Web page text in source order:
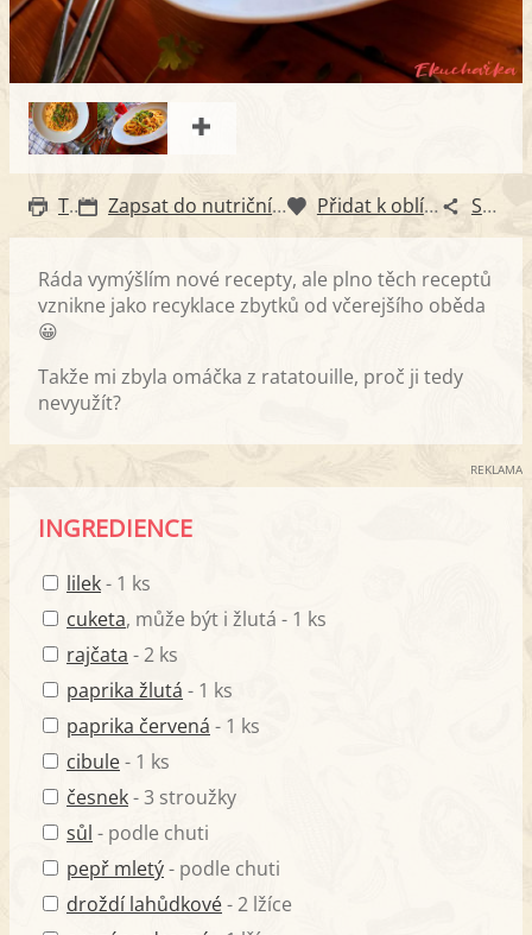
Tisk Zapsat do nutričního diáře Přidat k oblíbeným Sdílet
Ráda vymýšlím nové recepty, ale plno těch receptů
vznikne jako recyklace zbytků od včerejšího oběda
😀
Takže mi zbyla omáčka z ratatouille, proč ji tedy
nevyužít?
REKLAMA
INGREDIENCE
lilek- 1 ks
cuketa, může být i žlutá - 1 ks
rajčata - 2 ks
paprika žlutá - 1 ks
paprika červená - 1 ks
cibule- 1 ks
česnek- 3 stroužky
sůl - podle chuti
pepř mletý- podle chuti
droždí lahůdkové- 2 lžíce